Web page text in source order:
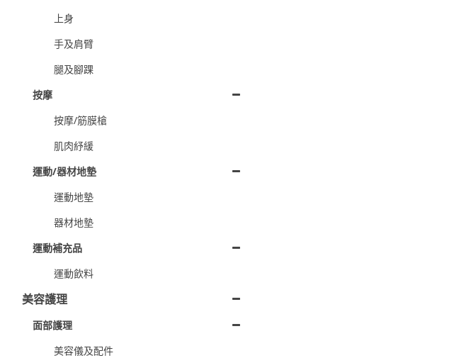
上身
手及肩臂
腿及腳踝
按摩
按摩/筋膜槍
肌肉紓緩
運動/器材地墊
運動地墊
器材地墊
運動補充品
運動飲料
美容護理
面部護理
美容儀及配件